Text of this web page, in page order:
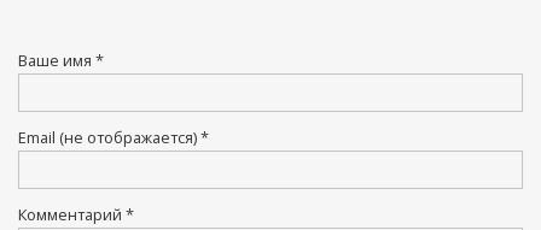
Ваше имя *
Email (не отображается) *
Комментарий *